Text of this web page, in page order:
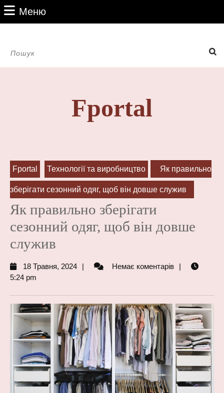
Перейти
до
МенюМеню
Пошук:
Fportal
Fportal Технології та виробництво Як правильно
зберігати сезонний одяг, щоб він довше служив
Як правильно зберігати
сезонний одяг, щоб він довше
служив
18 Травня, 2024
18
Немає коментарів
5:24 pm